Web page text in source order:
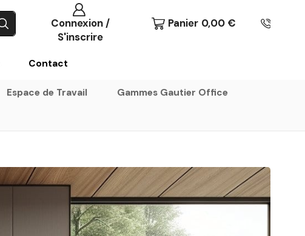
Connexion /
S'inscrire
Panier 0,00 €
Contact
Espace de Travail Gammes Gautier Office